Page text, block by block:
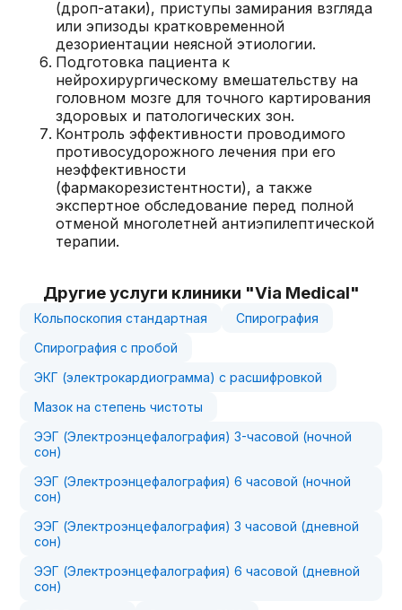
(дроп-атаки), приступы замирания взгляда
или эпизоды кратковременной
дезориентации неясной этиологии.
Подготовка пациента к
нейрохирургическому вмешательству на
головном мозге для точного картирования
здоровых и патологических зон.
Контроль эффективности проводимого
противосудорожного лечения при его
неэффективности
(фармакорезистентности), а также
экспертное обследование перед полной
отменой многолетней антиэпилептической
терапии.
Другие услуги клиники "Via Medical"
Кольпоскопия стандартная
Спирография
Спирография с пробой
ЭКГ (электрокардиограмма) с расшифровкой
Мазок на степень чистоты
ЭЭГ (Электроэнцефалография) 3-часовой (ночной
сон)
ЭЭГ (Электроэнцефалография) 6 часовой (ночной
сон)
ЭЭГ (Электроэнцефалография) 3 часовой (дневной
сон)
ЭЭГ (Электроэнцефалография) 6 часовой (дневной
сон)